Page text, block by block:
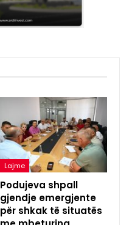
Lajme
Podujeva shpall
gjendje emergjente
për shkak të situatës